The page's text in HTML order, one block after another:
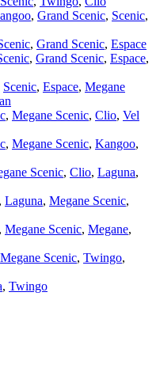
, Grand Scenic, Scenic,
, Grand Scenic, Espace
, Grand Scenic, Espace,
Scenic, Espace, Megane
, Megane Scenic, Clio, Vel
, Megane Scenic, Kangoo,
Scenic, Clio, Laguna,
, Laguna, Megane Scenic,
, Megane Scenic, Megane,
Megane Scenic, Twingo,
, Twingo